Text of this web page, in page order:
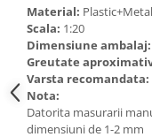
Material:
Scala: 1:20
Dimensiune ambalaj:
Greutate
Varsta recomandata:
Nota:
Datorita masurarii
dimensiuni de 1-2 mm